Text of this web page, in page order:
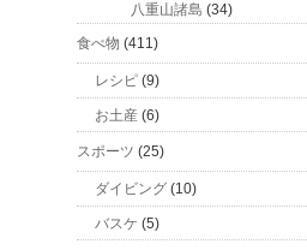
八重山諸島 (34)
食べ物 (411)
レシピ (9)
お土産 (6)
スポーツ (25)
ダイビング (10)
バスケ (5)